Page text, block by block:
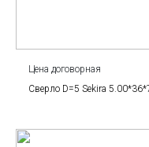
Цена договорная
Сверло D=5 Sekira